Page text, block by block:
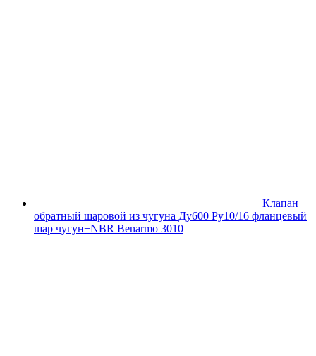
Клапан
обратный шаровой из чугуна Ду600 Ру10/16 фланцевый
шар чугун+NBR Benarmo 3010